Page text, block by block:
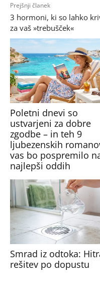
Prejšnji članek
3 hormoni, ki so lahko
za vaš »trebušček«
Poletni dnevi so
ustvarjeni za dobre
zgodbe – in teh 9
ljubezenskih
vas bo pospremilo
najlepši oddih
Smrad iz odtoka:
rešitev po dopustu